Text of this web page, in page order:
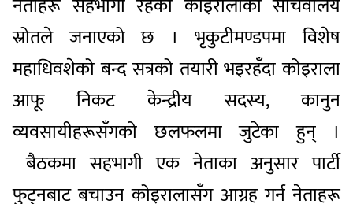
स्रोतले जनाएको छ । भृकुटीमण्डपमा विशेष
महाधिवशेको बन्द सत्रको तयारी भइरहँदा कोइराला
आफू निकट केन्द्रीय सदस्य, कानुन
व्यवसायीहरूसँगको छलफलमा जुटेका हुन् ।
बैठकमा सहभागी एक नेताका अनुसार पार्टी
फुट्नबाट बचाउन कोइरालासँग आग्रह गर्न नेताहरू